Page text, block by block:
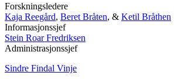
Forskningsledere
Kaja Reegård, Beret Bråten, & Ketil Bråthen
Informasjonssjef
Stein Roar Fredriksen
Administrasjonssjef
Sindre Findal Vinje